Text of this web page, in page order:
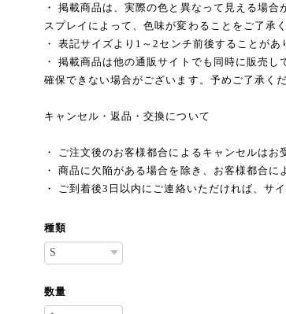
・ 掲載商品は、実際の色と異なって見える場
スプレイによって、色味が変わることをご了承く
・ 表記サイズより1～2センチ前後することがあ
・ 掲載商品は他の通販サイトでも同時に販売
確保できない場合がございます。予めご了承くだ
キャンセル・返品・交換について
・ ご注文後のお客様都合によるキャンセルはお
・ 商品に欠陥がある場合を除き、お客様都合に
・ ご到着後3日以内にご連絡いただければ、サ
種類
数量